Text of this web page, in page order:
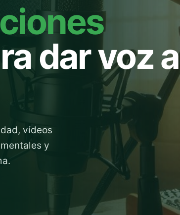
dar voz a
vídeos
y